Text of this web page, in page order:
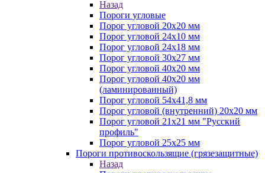
Назад
Пороги угловые
Порог угловой 20х20 мм
Порог угловой 24х10 мм
Порог угловой 24х18 мм
Порог угловой 30х27 мм
Порог угловой 40х20 мм
Порог угловой 40х20 мм
(ламинированный)
Порог угловой 54х41,8 мм
Порог угловой (внутренний) 20х20 мм
Порог угловой 21х21 мм "Русский
профиль"
Порог угловой 25х25 мм
Пороги противоскользящие (грязезащитные)
Назад